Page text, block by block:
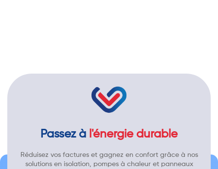
Passez à l'énergie durable
Réduisez vos factures et gagnez en confort grâce à nos
solutions en isolation, pompes à chaleur et panneaux